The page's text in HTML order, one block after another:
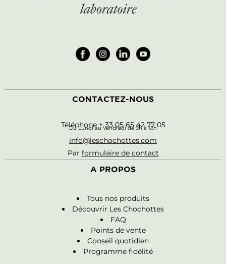
CONTACTEZ-NOUS
Téléphone + 33 05 65 42 77 05
Du Lundi au Vendredi de 9h à 18h
info@leschochottes.com
Par formulaire de contact
A PROPOS
Tous nos produits
Découvrir Les Chochottes
FAQ
Points de vente
Conseil quotidien
Programme fidélité